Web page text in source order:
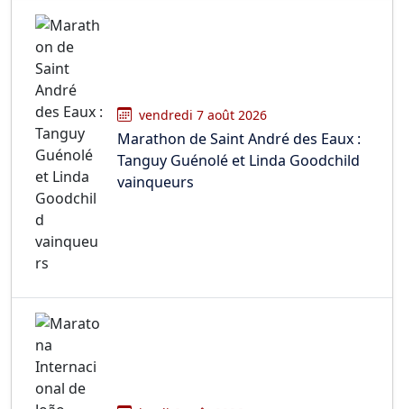
vendredi 7 août 2026
Marathon de Saint André des Eaux :
Tanguy Guénolé et Linda Goodchild
vainqueurs